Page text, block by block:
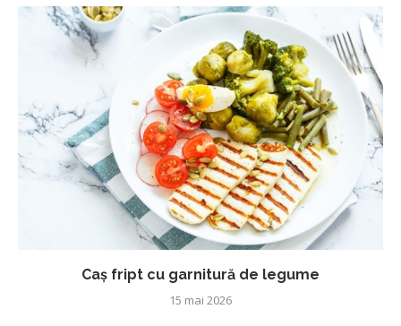
Caș fript cu garnitură de legume
15 mai 2026